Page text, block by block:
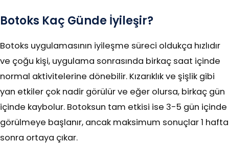
Botoks Kaç Günde İyileşir?
Botoks uygulamasının iyileşme süreci oldukça hızlıdır
ve çoğu kişi, uygulama sonrasında birkaç saat içinde
normal aktivitelerine dönebilir. Kızarıklık ve şişlik gibi
yan etkiler çok nadir görülür ve eğer olursa, birkaç gün
içinde kaybolur. Botoksun tam etkisi ise 3-5 gün içinde
görülmeye başlanır, ancak maksimum sonuçlar 1 hafta
sonra ortaya çıkar.